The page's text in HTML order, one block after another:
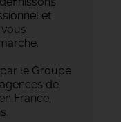
et
le Groupe
de
France,